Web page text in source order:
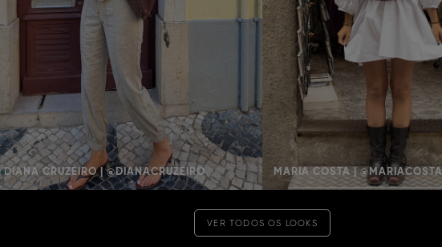
DIANA CRUZEIRO | @DIANACRUZEIRO MARIA COSTA |
VER TODOS OS LOOKS